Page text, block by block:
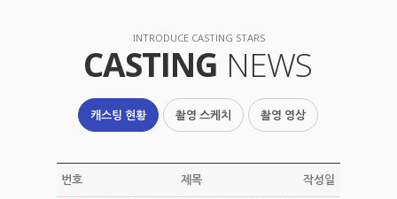
INTRODUCE CASTING STARS
CASTING NEWS
캐스팅 현황 촬영 스케치 촬영 영상
번호 제목
작성일